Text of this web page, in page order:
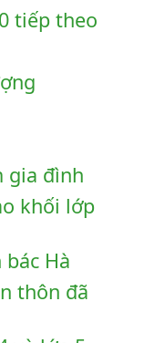
tiếp theo
gia đình
khối lớp
Hà
thôn đã